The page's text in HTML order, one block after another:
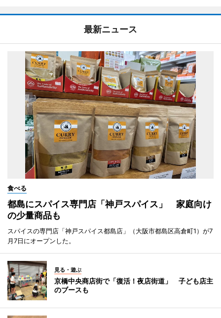
最新ニュース
食べる
都島にスパイス専門店「神戸スパイス」 家庭向け
の少量商品も
スパイスの専門店「神戸スパイス都島店」（大阪市都島区高倉町1）が7
月7日にオープンした。
見る・遊ぶ
京橋中央商店街で「復活！夜店街道」 子ども店主
のブースも